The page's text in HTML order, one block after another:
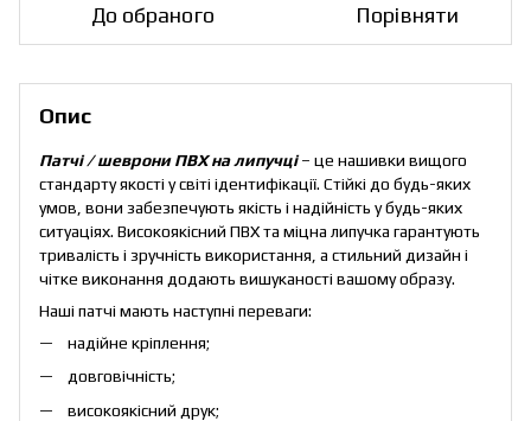
До обраного Порівняти
Опис
Патчі / шеврони ПВХ на липучці– це нашивки вищого
стандарту якості у світі ідентифікації. Стійкі до будь-яких
умов, вони забезпечують якість і надійність у будь-яких
ситуаціях. Високоякісний ПВХ та міцна липучка гарантують
тривалість і зручність використання, а стильний дизайн і
чітке виконання додають вишуканості вашому образу.
Наші патчі мають наступні переваги:
надійне кріплення;
довговічність;
високоякісний друк;